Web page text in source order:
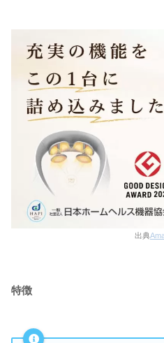
出典
特徴